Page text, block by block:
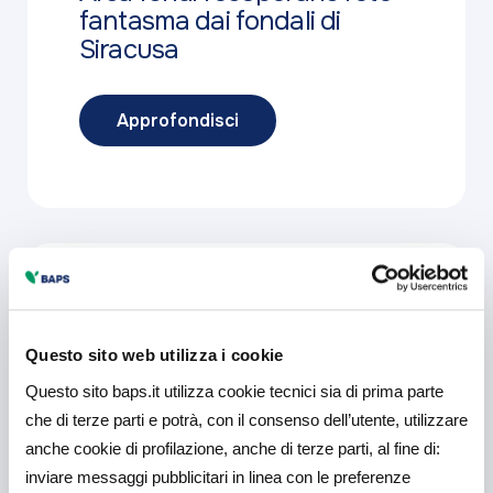
Questo sito web utilizza i cookie
Questo sito baps.it utilizza cookie tecnici sia di prima parte
che di terze parti e potrà, con il consenso dell’utente, utilizzare
anche cookie di profilazione, anche di terze parti, al fine di:
inviare messaggi pubblicitari in linea con le preferenze
fantasma dai fondali di
Siracusa
Approfondisci
Completato il primo
impianto agrivoltaico in
Italia con tecnologia serra
Archimede® finanziato da
BAPS